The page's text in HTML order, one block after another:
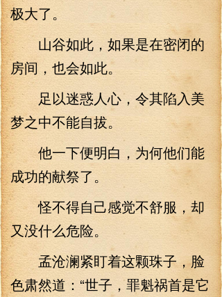
极大了。
山谷如此，如果是在密闭的
房间，也会如此。
足以迷惑人心，令其陷入美
梦之中不能自拔。
他一下便明白，为何他们能
成功的献祭了。
怪不得自己感觉不舒服，却
又没什么危险。
孟沧澜紧盯着这颗珠子，脸
色肃然道：“世子，罪魁祸首是它